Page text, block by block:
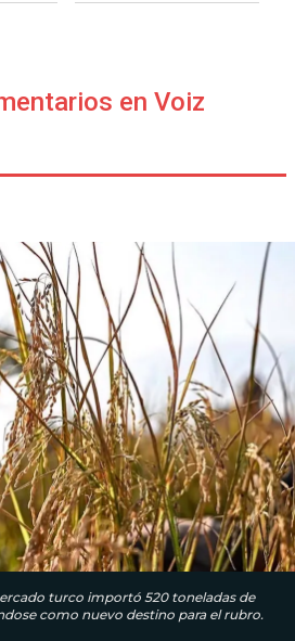
en Voiz
turco importó 520 toneladas de
como nuevo destino para el rubro.